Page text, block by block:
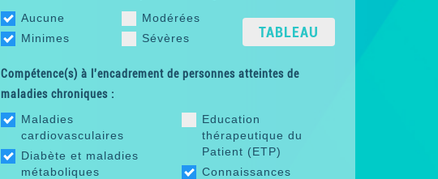
Aucune
Minimes
Modérées
Sévères
TABLEAU
Compétence(s) à l'encadrement de personnes atteintes de
maladies chroniques :
Maladies
cardiovasculaires
Diabète et maladies
métaboliques
Education
thérapeutique du
Patient (ETP)
Connaissances